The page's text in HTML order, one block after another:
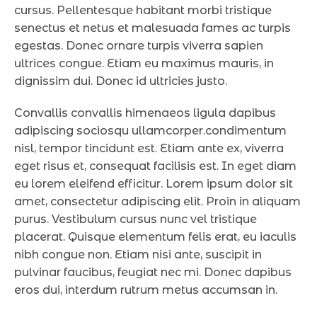
cursus. Pellentesque habitant morbi tristique
senectus et netus et malesuada fames ac turpis
egestas. Donec ornare turpis viverra sapien
ultrices congue. Etiam eu maximus mauris, in
dignissim dui. Donec id ultricies justo.
Convallis convallis himenaeos ligula dapibus
adipiscing sociosqu ullamcorper.condimentum
nisl, tempor tincidunt est. Etiam ante ex, viverra
eget risus et, consequat facilisis est. In eget diam
eu lorem eleifend efficitur. Lorem ipsum dolor sit
amet, consectetur adipiscing elit. Proin in aliquam
purus. Vestibulum cursus nunc vel tristique
placerat. Quisque elementum felis erat, eu iaculis
nibh congue non. Etiam nisi ante, suscipit in
pulvinar faucibus, feugiat nec mi. Donec dapibus
eros dui, interdum rutrum metus accumsan in.